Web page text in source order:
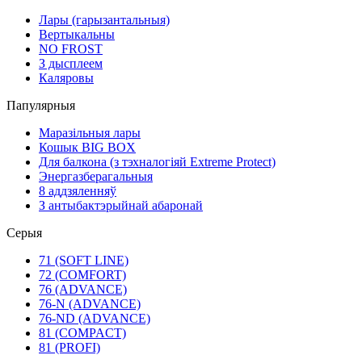
Лары (гарызантальныя)
Вертыкальны
NO FROST
З дысплеем
Каляровы
Папулярныя
Маразільныя лары
Кошык BIG BOX
Для балкона (з тэхналогіяй Extreme Protect)
Энергазберагальныя
8 аддзяленняў
З антыбактэрыйнай абаронай
Серыя
71 (SOFT LINE)
72 (COMFORT)
76 (ADVANCE)
76-N (ADVANCE)
76-ND (ADVANCE)
81 (COMPACT)
81 (PROFI)